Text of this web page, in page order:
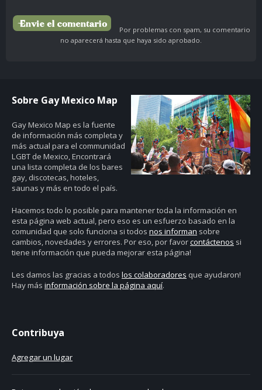
Por problemas con spam, su comentario
no aparecerá hasta que haya sido aprobado.
Sobre Gay Mexico Map
Gay Mexico Map es la fuente
de información más completa y
más actual para el communidad
LGBT de Mexico, Encontrará
una lista completa de los bares
gay, discotecas, hoteles,
saunas y más en todo el país.
Hacemos todo lo posible para mantener toda la información en
esta página web actual, pero eso es un esfuerzo basado en la
comunidad que solo funciona si todos nos informan sobre
cambios, novedades y errores. Por eso, por favorcontáctenos si
tiene información que pueda mejorar esta página!
Les damos las gracias a todos los colaboradores que ayudaron!
Hay más información sobre la página aquí.
Contribuya
Agregar un lugar